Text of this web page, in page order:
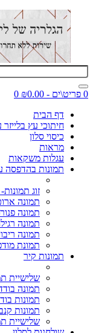
0 פריט\ים - ₪0.00
0
דף הבית
חיתוכי עץ
כיסוי סלון
מראות
עגלות משקאות
תמונות בהדפסה
זוג
תמונה
תמונה
תמונה
תמונה
תמונת
תמונות קיר
שלישיית
תמונה
תמונות
תמונות
שלישיית